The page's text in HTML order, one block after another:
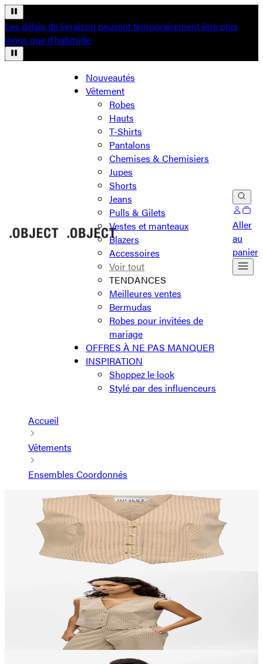
Les délais de livraison peuvent temporairement être plus
longs que d’habitude
Nouveautés
Vêtement
Robes
Hauts
T-Shirts
Pantalons
Chemises & Chemisiers
Jupes
Shorts
Jeans
Pulls & Gilets
Vestes et manteaux
Blazers
Accessoires
Voir tout
TENDANCES
Meilleures ventes
Bermudas
Robes pour invitées de
mariage
OFFRES À NE PAS MANQUER
INSPIRATION
Shoppez le look
Stylé par des influenceurs
Aller
au
panier
Accueil
Vêtements
Ensembles Coordonnés